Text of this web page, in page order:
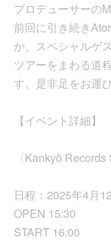
プロデューサーの
前回に引き続き
か、スペシャルゲ
ツアーをまわる道
す。是非足をお運
【イベント詳細】
〈Kankyō
日程：2025年4月
OPEN 15:30
START 16:00